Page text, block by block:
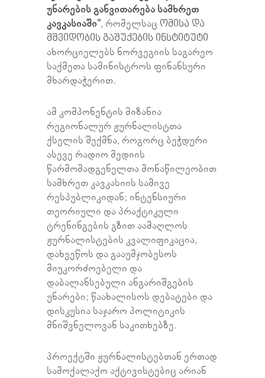
უნარების განვითარება სამხრეთ
კავკასიაში”, რომელსაც ომისა და
მშვიდობის გაშუქების ინსტიტუტი
ახორციელებს ნორვეგიის საგარეო
საქმეთა სამინისტროს ფინანსური
მხარდაჭერით.
ამ კომპონენტის მიზანია
რეგიონალურ ჟურნალისტთა
ქსელის შექმნა, როგორც ბეჭდური
ასევე რადიო მედიის
წარმომადგენელთა მონაწილეობით
სამხრეთ კავკასიის სამივე
რესპუბლიკიდან; ინტენსიური
თეორიული და პრაქტიკული
ტრენინგების გზით აამაღლოს
ჟურნალისტების კვალიფიკაცია,
დახვეწოს და გააუმჯობესოს
მიუკორძოებელი და
დაბალანსებული ანგარიშგების
უნარები; წაახალისოს დებატები და
დისკუსია საჯარო პოლიტიკის
მნიშვნელოვან საკითხებზე.
პროექტში ჟურნალისტებთან ერთად
სამოქალაქო აქტივისტებიც არიან